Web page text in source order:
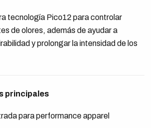
tecnología Pico12 para controlar
de olores, además de ayudar a
y prolongar la intensidad de los
principales
para performance apparel